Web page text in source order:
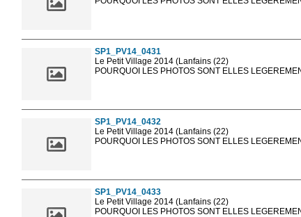
SP1_PV14_0431
Le Petit Village 2014 (Lanfains (22)
POURQUOI LES PHOTOS SONT ELLES
SP1_PV14_0432
Le Petit Village 2014 (Lanfains (22)
POURQUOI LES PHOTOS SONT ELLES
SP1_PV14_0433
Le Petit Village 2014 (Lanfains (22)
POURQUOI LES PHOTOS SONT ELLES